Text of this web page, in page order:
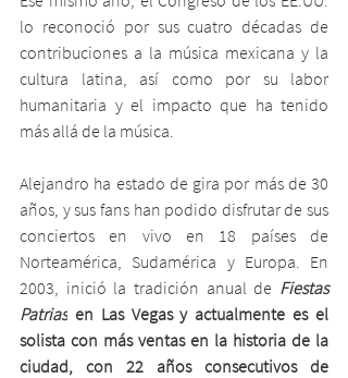
lo reconoció por sus cuatro décadas de
contribuciones a la música mexicana y la
cultura latina, así como por su labor
humanitaria y el impacto que ha tenido
más allá de la música.
Alejandro ha estado de gira por más de 30
años, y sus fans han podido disfrutar de sus
conciertos en vivo en 18 países de
Norteamérica, Sudamérica y Europa. En
2003, inició la tradición anual de Fiestas
Patrias en Las Vegas y actualmente es el
solista con más ventas en la historia de la
ciudad, con 22 años consecutivos de